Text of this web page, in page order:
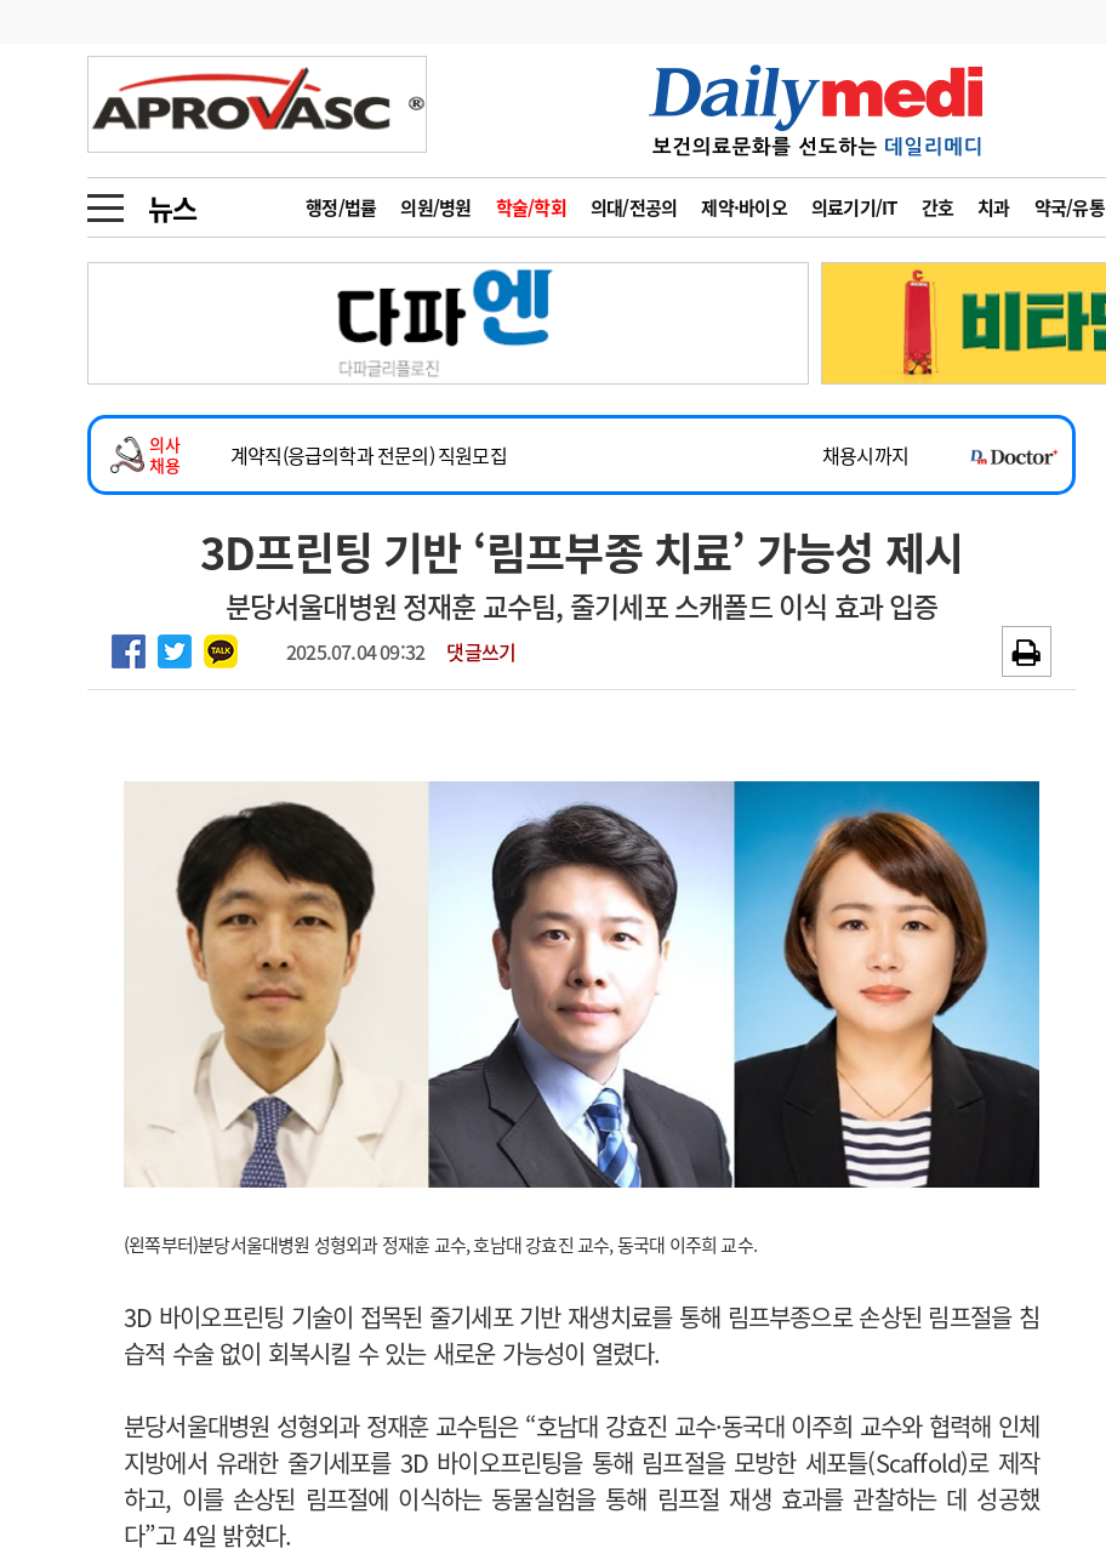
뉴스 행정/법률 의원/병원 학술/학회 의대/전공의 제약·바이오 의료기기/IT 간호 치과 약국/유통
금주의 검색어
1
의사인력 수급 추계
2
성분명 처방
3
AI의료
4
전공의 모집 결과
6
관리급여 실시
지필공 지원책
수련환경 개선
의과대학 입시
메디인포 인사 사고
오피니언 칼럼 수첩
인물 초대석 피플
동영상뉴스
포토뉴스
메디 Hospital 지역병원 중소병원
인포메이션 행정처분 판례 정책/통계 공시
회사소개 법적고지 광고안내
의사
채용
2026년 하반기 인턴 모집
~2026-08-31
마취통증의학과 임기제 임상의사 채용
채용시까지
계약직(응급의학과 전문의) 직원모집
채용시까지
하반기 전공의(레지던트1년차) 모집
~2026-08-15
2026년 하반기 인턴 모집
~2026-08-31
마취통증의학과 임기제 임상의사 채용
채용시까지
3D프린팅 기반 ‘림프부종 치료’ 가능성 제시
분당서울대병원 정재훈 교수팀, 줄기세포 스캐폴드 이식 효과 입증
2025.07.04 09:32 댓글쓰기
(왼쪽부터)분당서울대병원 성형외과 정재훈 교수, 호남대 강효진 교수, 동국대 이주희 교수.
3D 바이오프린팅 기술이 접목된 줄기세포 기반 재생치료를 통해 림프부종으로 손상된 림프절을 침
습적 수술 없이 회복시킬 수 있는 새로운 가능성이 열렸다.
분당서울대병원 성형외과 정재훈 교수팀은 “호남대 강효진 교수·동국대 이주희 교수와 협력해 인체
지방에서 유래한 줄기세포를 3D 바이오프린팅을 통해 림프절을 모방한 세포틀(Scaffold)로 제작
하고, 이를 손상된 림프절에 이식하는 동물실험을 통해 림프절 재생 효과를 관찰하는 데 성공했
다”고 4일 밝혔다.